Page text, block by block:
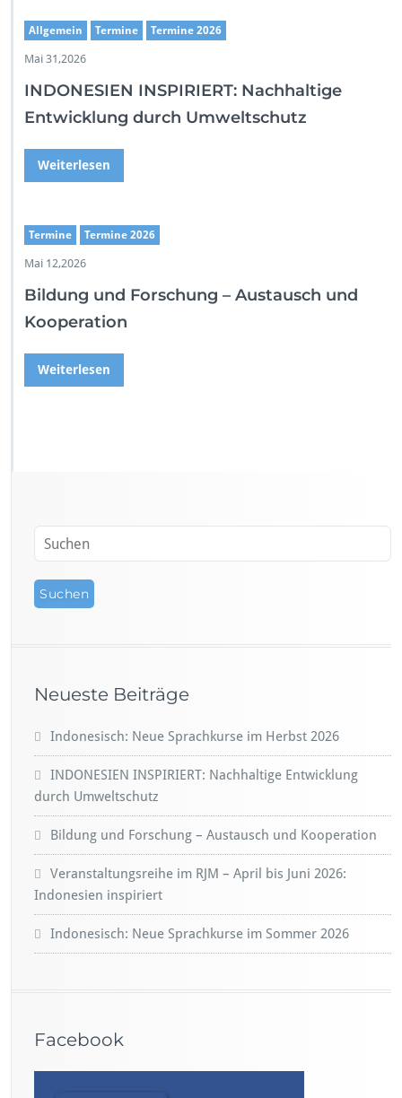
Allgemein Termine Termine 2026
Mai 31,2026
INDONESIEN INSPIRIERT: Nachhaltige
Entwicklung durch Umweltschutz
Weiterlesen
Termine Termine 2026
Mai 12,2026
Bildung und Forschung – Austausch und
Kooperation
Weiterlesen
Neueste Beiträge
Indonesisch: Neue Sprachkurse im Herbst 2026
INDONESIEN INSPIRIERT: Nachhaltige Entwicklung
durch Umweltschutz
Bildung und Forschung – Austausch und Kooperation
Veranstaltungsreihe im RJM – April bis Juni 2026:
Indonesien inspiriert
Indonesisch: Neue Sprachkurse im Sommer 2026
Facebook